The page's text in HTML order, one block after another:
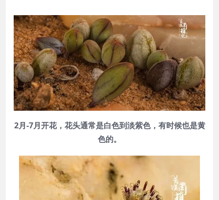
2月-7月开花，花头通常是白色到淡紫色，有时候也是黄
色的。